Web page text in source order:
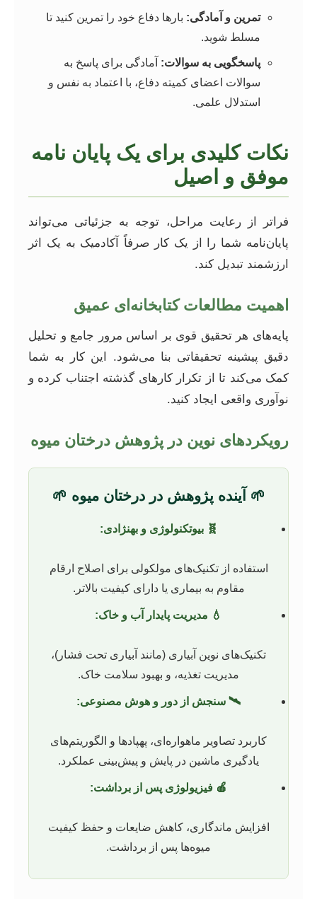
تمرین و آمادگی: بارها دفاع خود را تمرین کنید تا
مسلط شوید.
پاسخگویی به سوالات: آمادگی برای پاسخ به
سوالات اعضای کمیته دفاع، با اعتماد به نفس و
استدلال علمی.
نکات کلیدی برای یک پایان نامه
موفق و اصیل
فراتر از رعایت مراحل، توجه به جزئیاتی می‌تواند
پایان‌نامه شما را از یک کار صرفاً آکادمیک به یک اثر
ارزشمند تبدیل کند.
اهمیت مطالعات کتابخانه‌ای عمیق
پایه‌های هر تحقیق قوی بر اساس مرور جامع و تحلیل
دقیق پیشینه تحقیقاتی بنا می‌شود. این کار به شما
کمک می‌کند تا از تکرار کارهای گذشته اجتناب کرده و
نوآوری واقعی ایجاد کنید.
رویکردهای نوین در پژوهش درختان میوه
🌱 آینده پژوهش در درختان میوه 🌱
🧬 بیوتکنولوژی و بهنژادی:
استفاده از تکنیک‌های مولکولی برای اصلاح ارقام
مقاوم به بیماری یا دارای کیفیت بالاتر.
💧 مدیریت پایدار آب و خاک:
تکنیک‌های نوین آبیاری (مانند آبیاری تحت فشار)،
مدیریت تغذیه، و بهبود سلامت خاک.
🛰️ سنجش از دور و هوش مصنوعی:
کاربرد تصاویر ماهواره‌ای، پهپادها و الگوریتم‌های
یادگیری ماشین در پایش و پیش‌بینی عملکرد.
🍎 فیزیولوژی پس از برداشت:
افزایش ماندگاری، کاهش ضایعات و حفظ کیفیت
میوه‌ها پس از برداشت.